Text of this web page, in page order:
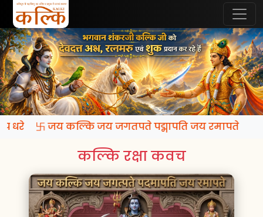
धरे 卐 जय कल्कि जय जगतपते पद्मापति जय रमापते
कल्कि रक्षा कवच